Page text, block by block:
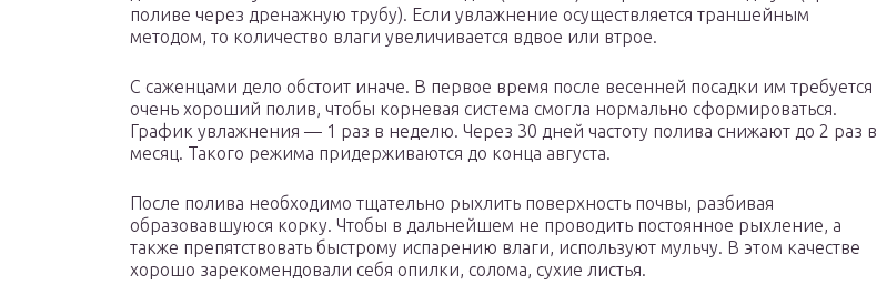
поливе через дренажную трубу). Если увлажнение осуществляется траншейным
методом, то количество влаги увеличивается вдвое или втрое.
С саженцами дело обстоит иначе. В первое время после весенней посадки им требуется
очень хороший полив, чтобы корневая система смогла нормально сформироваться.
График увлажнения — 1 раз в неделю. Через 30 дней частоту полива снижают до 2 раз в
месяц. Такого режима придерживаются до конца августа.
После полива необходимо тщательно рыхлить поверхность почвы, разбивая
образовавшуюся корку. Чтобы в дальнейшем не проводить постоянное рыхление, а
также препятствовать быстрому испарению влаги, используют мульчу. В этом качестве
хорошо зарекомендовали себя опилки, солома, сухие листья.